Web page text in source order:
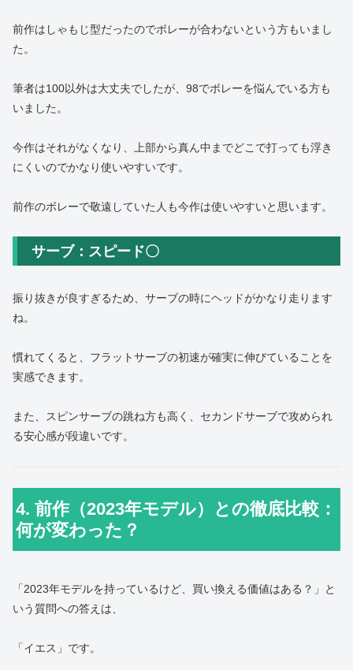
前作はしゃもじ型だったのでボレーが合わないという方もいまし
た。
筆者は100以外は大丈夫でしたが、98でボレーを悩んでいる方も
いました。
今作はそれがなくなり、上部から真ん中までどこで打っても浮き
にくいのでかなり使いやすいです。
前作のボレーで敬遠していた人も今作は使いやすいと思います。
サーブ：スピード〇
振り抜きが良すぎるため、サーブの時にヘッドがかなり走ります
ね。
慣れてくると、フラットサーブの初速が確実に伸びていることを
実感できます。
また、スピンサーブの跳ね方も高く、セカンドサーブで攻められ
る安心感が段違いです。
4. 前作（2023年モデル）との徹底比較：
何が変わった？
「2023年モデルを持っているけど、買い換える価値はある？」と
いう質問への答えは、
「イエス」です。